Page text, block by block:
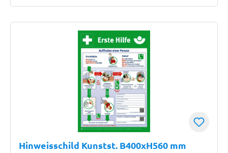
Hinweisschild Kunstst. B400xH560 mm